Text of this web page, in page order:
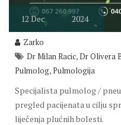
12 Dec 2024
Zarko
Dr Milan Racic,Dr Olivera
Pulmolog,Pulmologija
Specijalista pulmolog /
pregled pacijenata u cilju
liječenja plućnih bolesti.